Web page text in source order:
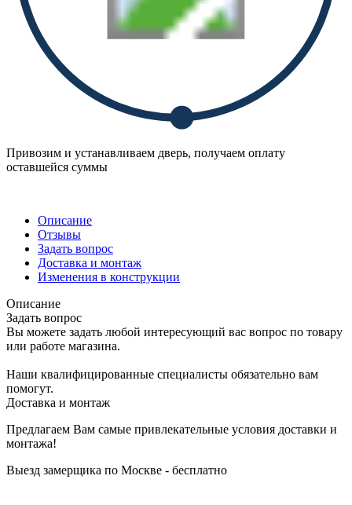
Привозим и устанавливаем дверь, получаем оплату
оставшейся суммы
Описание
Отзывы
Задать вопрос
Доставка и монтаж
Изменения в конструкции
Описание
Задать вопрос
Вы можете задать любой интересующий вас вопрос по товару
или работе магазина.
Наши квалифицированные специалисты обязательно вам
помогут.
Доставка и монтаж
Предлагаем Вам самые привлекательные условия доставки и
монтажа!
Выезд замерщика по Москве - бесплатно